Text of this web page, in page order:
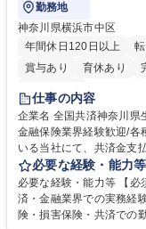
勤務地
神奈川県横浜市中区
年間休日120日以上
賞与あり
育休あり
土日祝休み
仕事の内容
企業名 全国共済神奈川県生活協同組合 求人名 横
金融保険業界経験歓迎/各種手当充実/転勤
いる当社にて、共済金支
付・内容確認・審査・デ
い合わせ電話対応や書類発送等を担当
内容確認、および共済金
用システムへのデータ入
必要な経験・能力等
必要な経験・能力等 【必
済・金融業界での実務経
険・損害保険・共済での